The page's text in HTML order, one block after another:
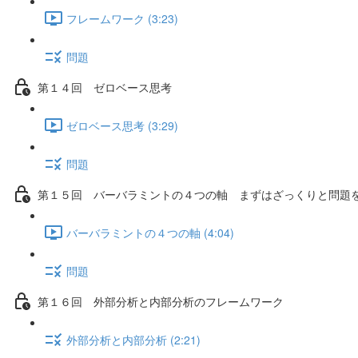
フレームワーク (3:23)
問題
第１４回 ゼロベース思考
ゼロベース思考 (3:29)
問題
第１５回 バーバラミントの４つの軸 まずはざっくりと問題
バーバラミントの４つの軸 (4:04)
問題
第１６回 外部分析と内部分析のフレームワーク
外部分析と内部分析 (2:21)